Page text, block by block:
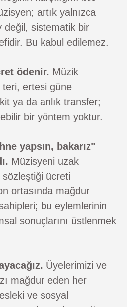
artık yalnızca
değil, sistematik bir
Bu kabul edilemez.
ödenir. Müzik
teri, ertesi güne
ya da anlık transfer;
bir yöntem yoktur.
yapsın, bakarız"
Müzisyeni uzak
sözleştiği ücreti
ortasında mağdur
bu eylemlerinin
sonuçlarını üstlenmek
Üyelerimizi ve
mağdur eden her
ve sosyal